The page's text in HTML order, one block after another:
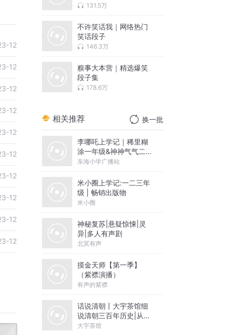
12
12
12
12
12
12
12
12
12
12
131.5万
不许笑话我｜网络热门
笑话段子
146.3万
糗事大本营｜精选爆笑
段子集
178.6万
相关推荐 换一批
李哪吒上学记｜稀里糊
涂一年级&神神气气二年
级
东海小学广播站
米小圈上学记:一二三年
级 | 畅销出版物
米小圈
神秘复苏|悬疑惊悚|灵
异|多人有声剧
北冥有声
摸金天师【第一季】
（紫襟演播）
有声的紫襟
话说清朝丨大宇茶馆细
说清朝三百年历史|从努
尔哈赤到末代皇帝溥仪|
大宇茶馆